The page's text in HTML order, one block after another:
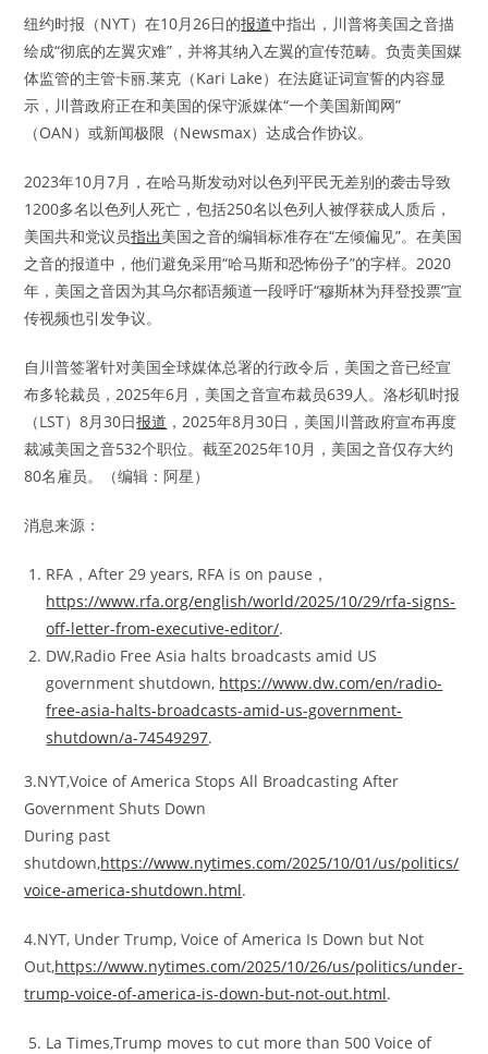
纽约时报（NYT）在10月26日的报道中指出，川普将美国之音描
绘成“彻底的左翼灾难”，并将其纳入左翼的宣传范畴。负责美国媒
体监管的主管卡丽.莱克（Kari Lake）在法庭证词宣誓的内容显
示，川普政府正在和美国的保守派媒体“一个美国新闻网”
（OAN）或新闻极限（Newsmax）达成合作协议。
2023年10月7月，在哈马斯发动对以色列平民无差别的袭击导致
1200多名以色列人死亡，包括250名以色列人被俘获成人质后，
美国共和党议员指出美国之音的编辑标准存在“左倾偏见”。在美国
之音的报道中，他们避免采用“哈马斯和恐怖份子”的字样。2020
年，美国之音因为其乌尔都语频道一段呼吁“穆斯林为拜登投票”宣
传视频也引发争议。
自川普签署针对美国全球媒体总署的行政令后，美国之音已经宣
布多轮裁员，2025年6月，美国之音宣布裁员639人。洛杉矶时报
（LST）8月30日报道 ，2025年8月30日，美国川普政府宣布再度
裁减美国之音532个职位。截至2025年10月，美国之音仅存大约
80名雇员。（编辑：阿星）
消息来源：
RFA，After 29 years, RFA is on pause，
https://www.rfa.org/english/world/2025/10/29/rfa-signs-
off-letter-from-executive-editor/.
DW,Radio Free Asia halts broadcasts amid US
government shutdown, https://www.dw.com/en/radio-
free-asia-halts-broadcasts-amid-us-government-
shutdown/a-74549297.
3.NYT,Voice of America Stops All Broadcasting After
Government Shuts Down
During past
shutdown,https://www.nytimes.com/2025/10/01/us/politics/
voice-america-shutdown.html.
4.NYT, Under Trump, Voice of America Is Down but Not
Out,https://www.nytimes.com/2025/10/26/us/politics/under-
trump-voice-of-america-is-down-but-not-out.html.
La Times,Trump moves to cut more than 500 Voice of